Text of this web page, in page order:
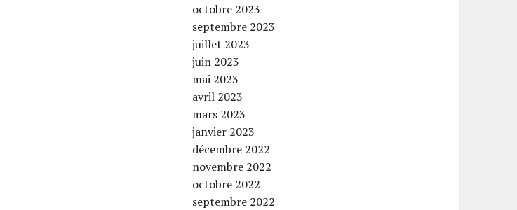
octobre 2023
septembre 2023
juillet 2023
juin 2023
mai 2023
avril 2023
mars 2023
janvier 2023
décembre 2022
novembre 2022
octobre 2022
septembre 2022